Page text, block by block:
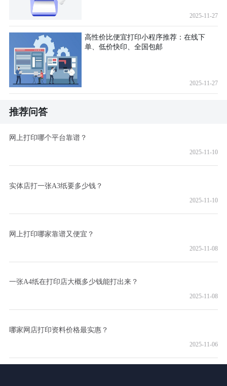
2025-11-27
高性价比便宜打印小程序推荐：在线下
单、低价快印、全国包邮
2025-11-27
推荐问答
网上打印哪个平台靠谱？
2025-11-10
实体店打一张A3纸要多少钱？
2025-11-10
网上打印哪家靠谱又便宜？
2025-11-08
一张A4纸在打印店大概多少钱能打出来？
2025-11-08
哪家网店打印资料价格最实惠？
2025-11-06